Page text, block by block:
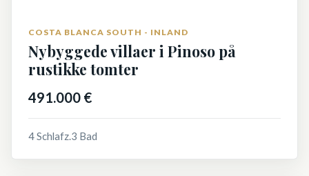
COSTA BLANCA SOUTH - INLAND
Nybyggede villaer i Pinoso på
rustikke tomter
491.000 €
4 Schlafz.3 Bad